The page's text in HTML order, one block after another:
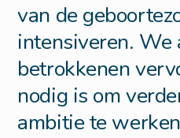
van de
intensiveren. We
betrokkenen
nodig is om
ambitie te